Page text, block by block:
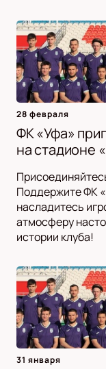
28 февраля
ФК «Уфа»
на стадионе
Поддержите ФК
насладитесь
атмосферу
истории клуба!
31 января